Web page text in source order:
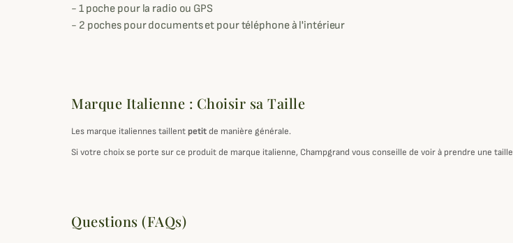
- 1 poche pour la radio ou GPS
- 2 poches pour documents et pour téléphone à l'intérieur
Marque Italienne : Choisir sa Taille
Les marque italiennes taillentpetitde manière générale.
Si votre choix se porte sur ce produit de marque italienne, Champgrand vous conseille de voir à prendre une taille
Questions (FAQs)